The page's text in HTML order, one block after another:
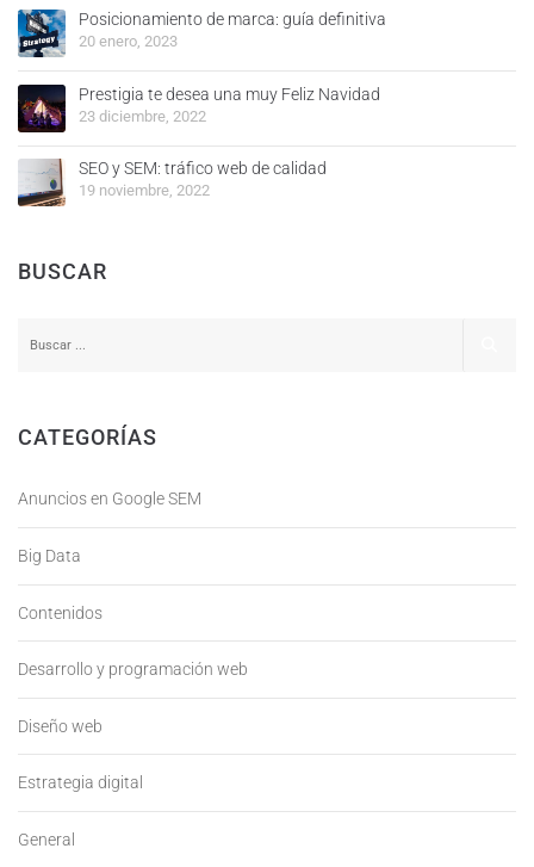
Posicionamiento de marca: guía definitiva
20 enero, 2023
Prestigia te desea una muy Feliz Navidad
23 diciembre, 2022
SEO y SEM: tráfico web de calidad
19 noviembre, 2022
BUSCAR
CATEGORÍAS
Anuncios en Google SEM
Big Data
Contenidos
Desarrollo y programación web
Diseño web
Estrategia digital
General